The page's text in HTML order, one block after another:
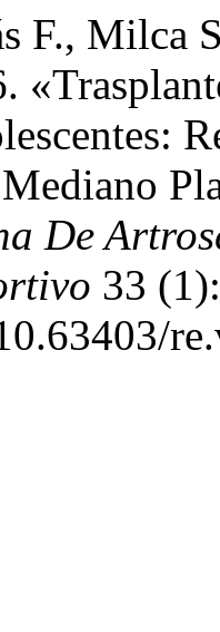
F., Milca
De
33